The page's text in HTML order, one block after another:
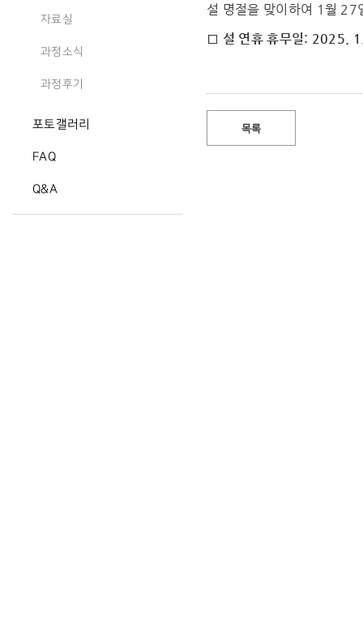
자료실
과정소식
과정후기
포토갤러리
FAQ
Q&A
설 명절을 맞이하여 1월 27
□ 설 연휴 휴무일: 2025.
목록